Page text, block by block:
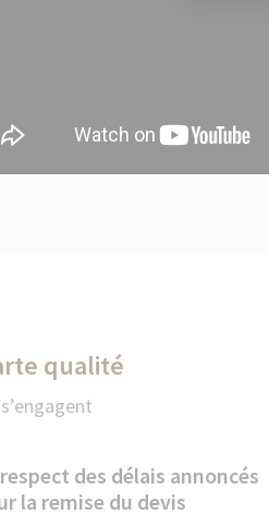
qualité
des délais annoncés
la remise du devis